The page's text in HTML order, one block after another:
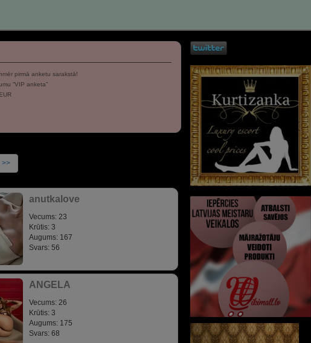
pirmā anketu sarakstā!
“VIP anketa”
>>
anutkalove
Vecums: 23
Krūtis: 3
Augums: 167
Svars: 56
ANGELA
Vecums: 26
Krūtis: 3
Augums: 175
Svars: 68